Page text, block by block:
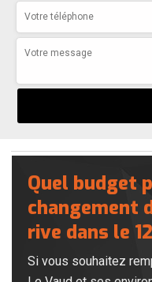
Quel budget
changement
rive dans le
Si vous souhaitez